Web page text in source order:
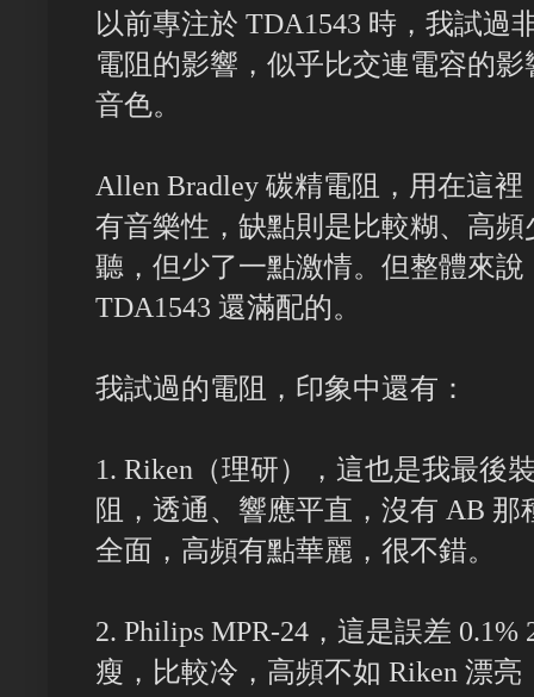
以前專注於 TDA1543 時，我試過
電阻的影響，似乎比交連電容的
音色。
Allen Bradley 碳精電阻，用在這
有音樂性，缺點則是比較糊、高
聽，但少了一點激情。但整體來
TDA1543 還滿配的。
我試過的電阻，印象中還有：
1. Riken（理研），這也是我最後
阻，透通、響應平直，沒有 AB
全面，高頻有點華麗，很不錯。
2. Philips MPR-24，這是誤差
瘦，比較冷，高頻不如 Riken 漂